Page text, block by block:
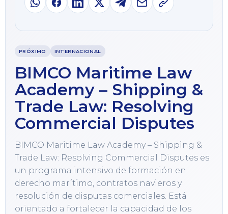
PRÓXIMO INTERNACIONAL
BIMCO Maritime Law
Academy – Shipping &
Trade Law: Resolving
Commercial Disputes
BIMCO Maritime Law Academy – Shipping &
Trade Law: Resolving Commercial Disputes es
un programa intensivo de formación en
derecho marítimo, contratos navieros y
resolución de disputas comerciales. Está
orientado a fortalecer la capacidad de los